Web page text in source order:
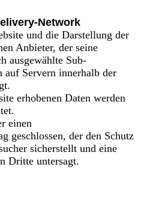
Network
und die Darstellung der
Anbieter, der seine
ausgewählte Sub-
auf Servern innerhalb der
erhobenen Daten werden
einen
geschlossen, der den Schutz
sicherstellt und eine
Dritte untersagt.